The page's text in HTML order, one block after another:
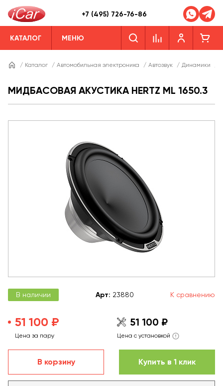
+7 (495) 726-76-86
КАТАЛОГ МЕНЮ
/ Каталог / Автомобильная электроника / Автозвук / Динамики
МИДБАСОВАЯ АКУСТИКА HERTZ ML 1650.3
В наличии Арт: 23880 К сравнению
51 100 ₽
Цена за пару
51 100 ₽
Цена с установкой
В корзину Купить в 1 клик